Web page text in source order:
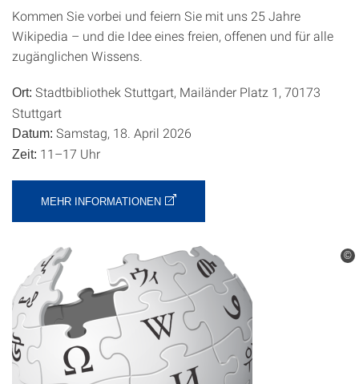
Kommen Sie vorbei und feiern Sie mit uns 25 Jahre
Wikipedia – und die Idee eines freien, offenen und für alle
zugänglichen Wissens.
Ort: Stadtbibliothek Stuttgart, Mailänder Platz 1, 70173
Stuttgart
Datum: Samstag, 18. April 2026
Zeit: 11–17 Uhr
MEHR INFORMATIONEN
©